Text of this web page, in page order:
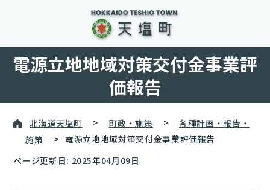
電源立地地域対策交付金事業評
価報告
北海道天塩町 > 町政・施策 >
各種計画・報告・
施策
> 電源立地地域対策交付金事業評価報告
ページ更新日: 2025年04月09日